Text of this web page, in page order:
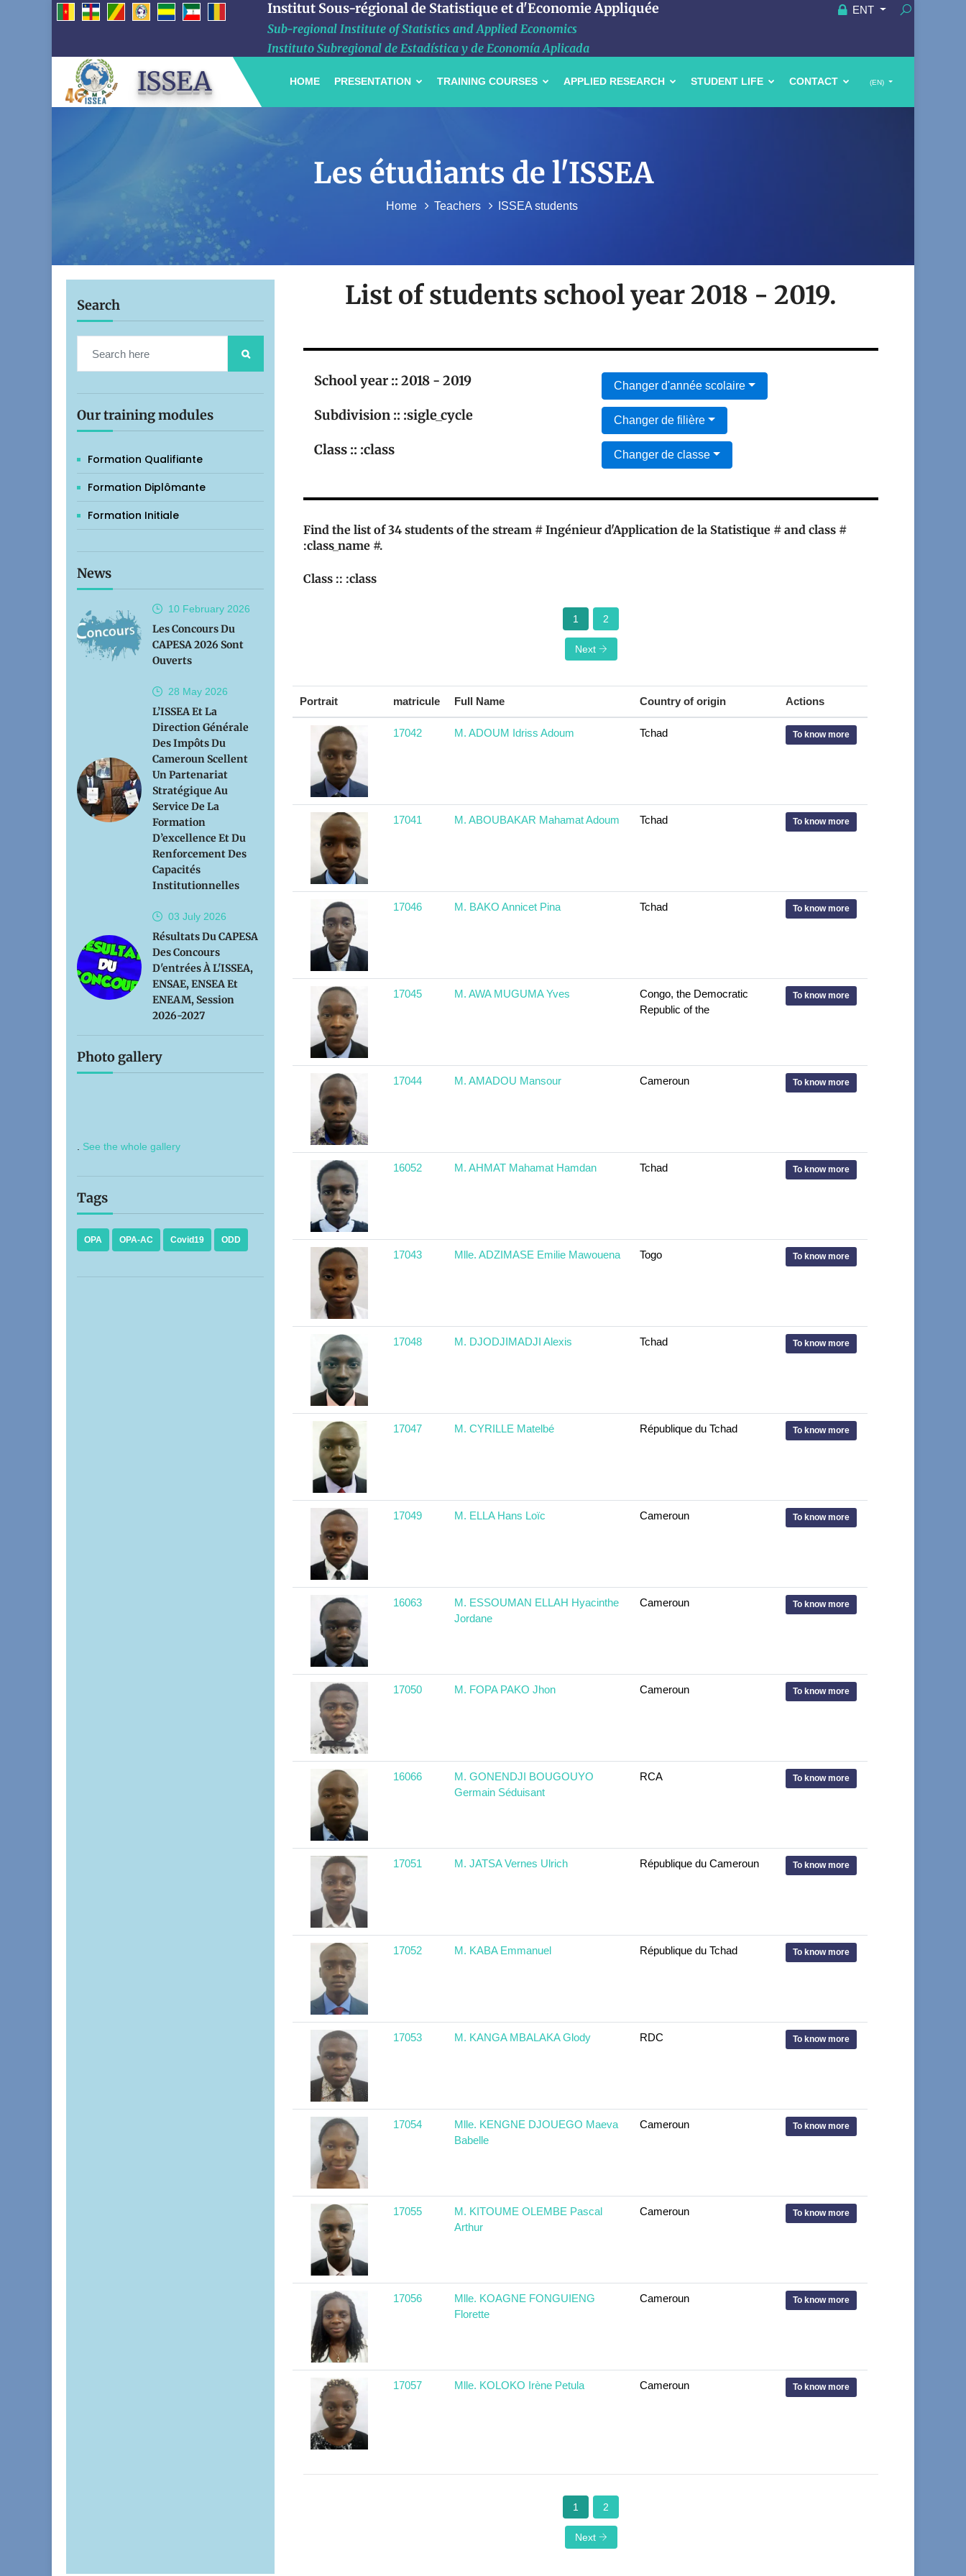
Institut Sous-régional de Statistique et d'Economie Appliquée
Sub-regional Institute of Statistics and Applied Economics
Instituto Subregional de Estadística y de Economía Aplicada
ENT
ISSEA (EN)
HOME PRESENTATION TRAINING COURSES APPLIED RESEARCH STUDENT LIFE CONTACT
Les étudiants de l'ISSEA
Home Teachers ISSEA students
Search
Our training modules
Formation Qualifiante
Formation Diplômante
Formation Initiale
News
10 February 2026
Les Concours Du
CAPESA 2026 Sont
Ouverts
28 May 2026
L’ISSEA Et La
Direction Générale
Des Impôts Du
Cameroun Scellent
Un Partenariat
Stratégique Au
Service De La
Formation
D’excellence Et Du
Renforcement Des
Capacités
Institutionnelles
03 July 2026
Résultats Du CAPESA
Des Concours
D'entrées À L'ISSEA,
ENSAE, ENSEA Et
ENEAM, Session
2026-2027
Photo gallery
See the whole gallery
Tags
OPA OPA-AC Covid19 ODD
List of students school year 2018 - 2019.
School year :: 2018 - 2019 Changer d'année scolaire
Subdivision :: :sigle_cycle Changer de filière
Class :: :class Changer de classe
Find the list of 34 students of the stream # Ingénieur d'Application de la Statistique # and class #
:class_name #.
Class :: :class
1 2
Next
Portrait matricule Full Name Country of origin Actions
17042 M. ADOUM Idriss Adoum Tchad To know more
17041 M. ABOUBAKAR Mahamat Adoum Tchad To know more
17046 M. BAKO Annicet Pina Tchad To know more
17045 M. AWA MUGUMA Yves
Congo, the Democratic
Republic of the
To know more
17044 M. AMADOU Mansour Cameroun To know more
16052 M. AHMAT Mahamat Hamdan Tchad To know more
17043 Mlle. ADZIMASE Emilie Mawouena Togo To know more
17048 M. DJODJIMADJI Alexis Tchad To know more
17047 M. CYRILLE Matelbé République du Tchad To know more
17049 M. ELLA Hans Loïc Cameroun To know more
16063
M. ESSOUMAN ELLAH Hyacinthe
Jordane
Cameroun To know more
17050 M. FOPA PAKO Jhon Cameroun To know more
16066
M. GONENDJI BOUGOUYO
Germain Séduisant
RCA To know more
17051 M. JATSA Vernes Ulrich République du Cameroun To know more
17052 M. KABA Emmanuel République du Tchad To know more
17053 M. KANGA MBALAKA Glody RDC To know more
17054
Mlle. KENGNE DJOUEGO Maeva
Babelle
Cameroun To know more
17055
M. KITOUME OLEMBE Pascal
Arthur
Cameroun To know more
17056
Mlle. KOAGNE FONGUIENG
Florette
Cameroun To know more
17057 Mlle. KOLOKO Irène Petula Cameroun To know more
1 2
Next